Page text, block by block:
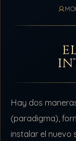
Hay dos
(paradigma),
instalar el nuevo